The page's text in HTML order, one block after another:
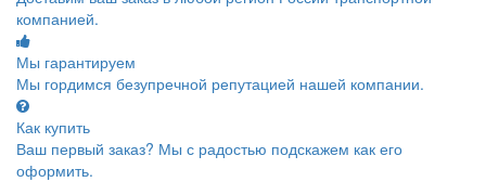
компанией.
Мы гарантируем
Мы гордимся безупречной репутацией нашей компании.
Как купить
Ваш первый заказ? Мы с радостью подскажем как его
оформить.